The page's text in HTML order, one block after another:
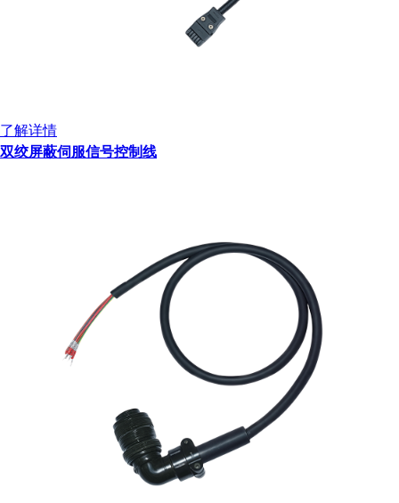
了解详情
双绞屏蔽伺服信号控制线